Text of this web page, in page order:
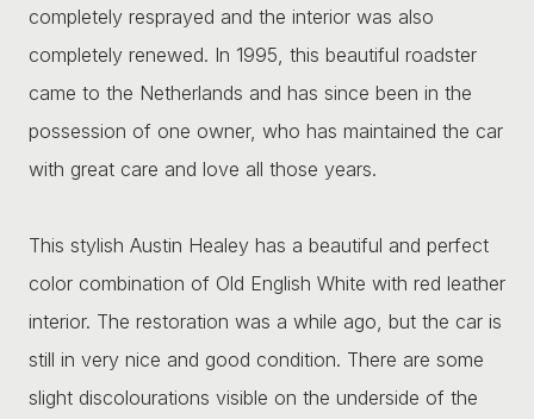
completely resprayed and the interior was also
completely renewed. In 1995, this beautiful roadster
came to the Netherlands and has since been in the
possession of one owner, who has maintained the car
with great care and love all those years.
This stylish Austin Healey has a beautiful and perfect
color combination of Old English White with red leather
interior. The restoration was a while ago, but the car is
still in very nice and good condition. There are some
slight discolourations visible on the underside of the